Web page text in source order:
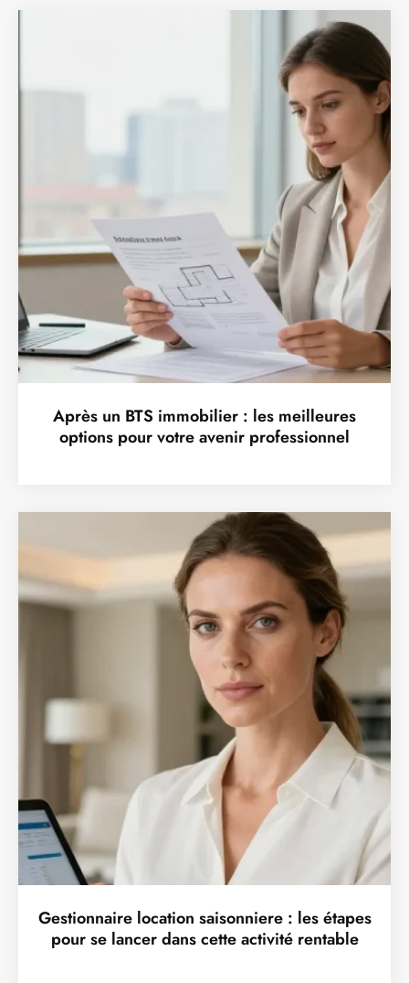
Après un BTS immobilier : les meilleures
options pour votre avenir professionnel
Gestionnaire location saisonniere : les étapes
pour se lancer dans cette activité rentable